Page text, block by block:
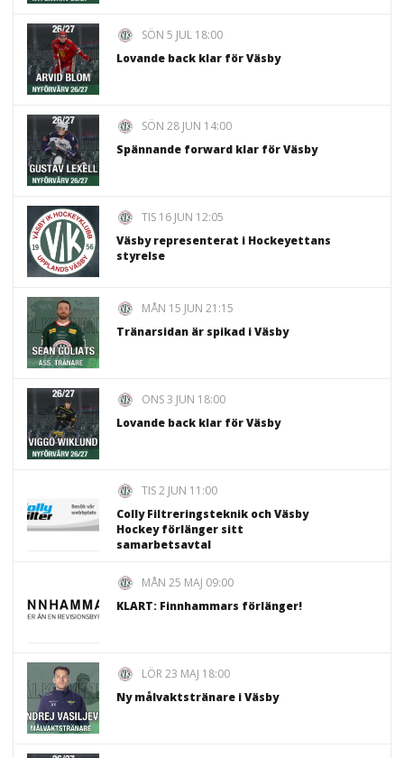
SÖN 5 JUL 18:00
Lovande back klar för Väsby
SÖN 28 JUN 14:00
Spännande forward klar för Väsby
TIS 16 JUN 12:05
Väsby representerat i Hockeyettans
styrelse
MÅN 15 JUN 21:15
Tränarsidan är spikad i Väsby
ONS 3 JUN 18:00
Lovande back klar för Väsby
TIS 2 JUN 11:00
Colly Filtreringsteknik och Väsby
Hockey förlänger sitt
samarbetsavtal
MÅN 25 MAJ 09:00
KLART: Finnhammars förlänger!
LÖR 23 MAJ 18:00
Ny målvaktstränare i Väsby